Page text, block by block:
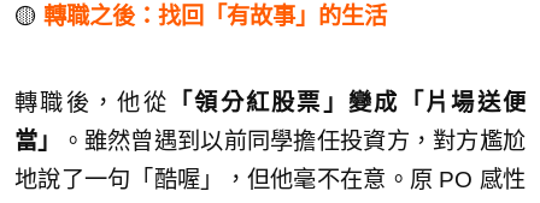
🟡 轉職之後：找回「有故事」的生活
轉職後，他從 「領分紅股票」變成「片場送便
當」
。雖然曾遇到以前同學擔任投資方，對方尷尬
地說了一句「酷喔」，但他毫不在意。原 PO 感性